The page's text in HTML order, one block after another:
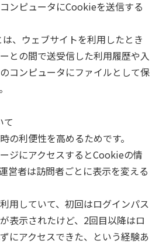
ンピュータにCookieを送信する
、ウェブサイトを利用したとき
との間で送受信した利用履歴や入
コンピュータにファイルとして保
て
の利便性を高めるためです。
ジにアクセスするとCookieの情
営者は訪問者ごとに表示を変える
用していて、初回はログインパス
表示されたけど、2回目以降はロ
にアクセスできた、という経験あ